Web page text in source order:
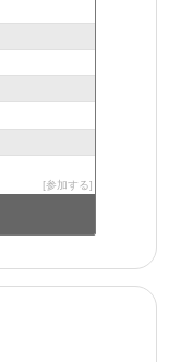
参加する